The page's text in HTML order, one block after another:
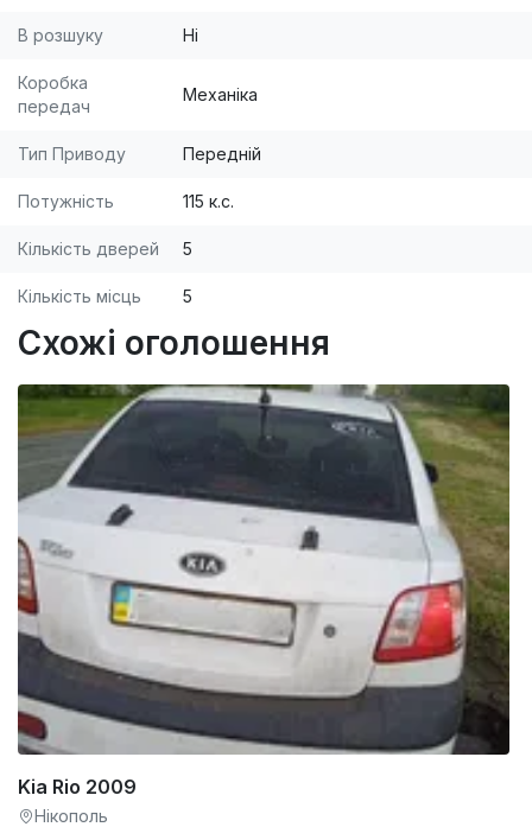
В розшуку Ні
Коробка
передач
Механіка
Тип Приводу Передній
Потужність 115 к.с.
Кількість дверей 5
Кількість місць 5
Схожі оголошення
Kia Rio 2009
Нікополь